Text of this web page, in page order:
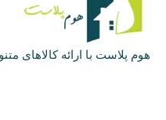
هوم پلاست با ارائه کالاهای